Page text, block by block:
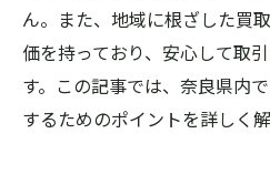
ん。また、地域に根ざした買
価を持っており、安心して取
す。この記事では、奈良県内
するためのポイントを詳しく解